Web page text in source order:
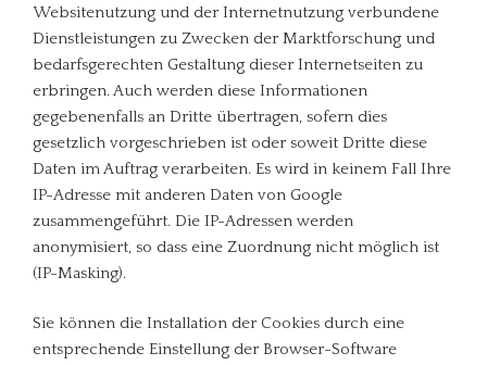
Websitenutzung und der Internetnutzung verbundene
Dienstleistungen zu Zwecken der Marktforschung und
bedarfsgerechten Gestaltung dieser Internetseiten zu
erbringen. Auch werden diese Informationen
gegebenenfalls an Dritte übertragen, sofern dies
gesetzlich vorgeschrieben ist oder soweit Dritte diese
Daten im Auftrag verarbeiten. Es wird in keinem Fall Ihre
IP-Adresse mit anderen Daten von Google
zusammengeführt. Die IP-Adressen werden
anonymisiert, so dass eine Zuordnung nicht möglich ist
(IP-Masking).
Sie können die Installation der Cookies durch eine
entsprechende Einstellung der Browser-Software